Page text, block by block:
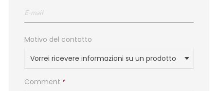
Motivo del contatto
Vorrei ricevere informazioni su un prodotto
Comment *